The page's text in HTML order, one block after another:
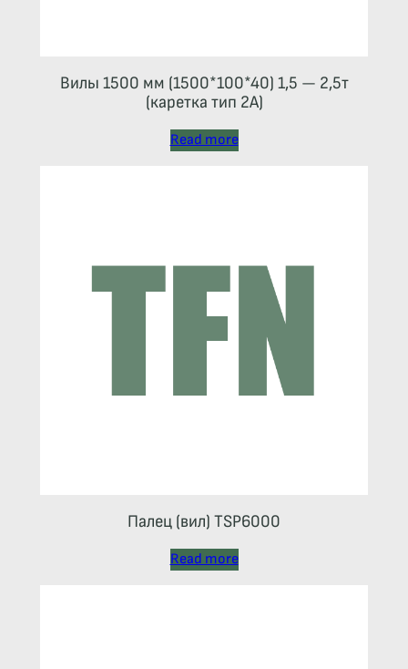
Вилы 1500 мм (1500*100*40) 1,5 — 2,5т
(каретка тип 2A)
Read more
Палец (вил) TSP6000
Read more